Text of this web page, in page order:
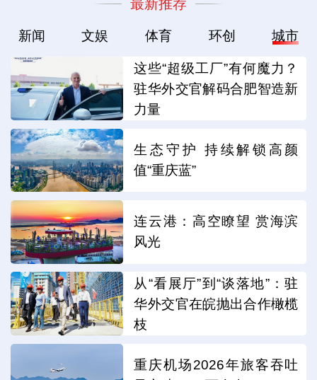
最新推荐
新闻 文娱 体育 环创 城市
这些“超级工厂”有何魔力？
驻华外交官解码合肥智造新
力量
生态守护 持续解锁高颜
值“重庆蓝”
连云港：高空瞭望 赏海滨
风光
从“看展厅”到“谈落地”：驻
华外交官在皖抛出合作橄榄
枝
重庆机场2026年旅客吞吐